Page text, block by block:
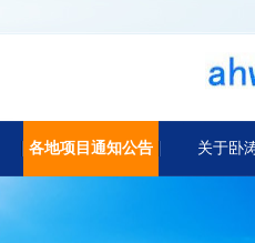
各地项目通知公告 关于卧